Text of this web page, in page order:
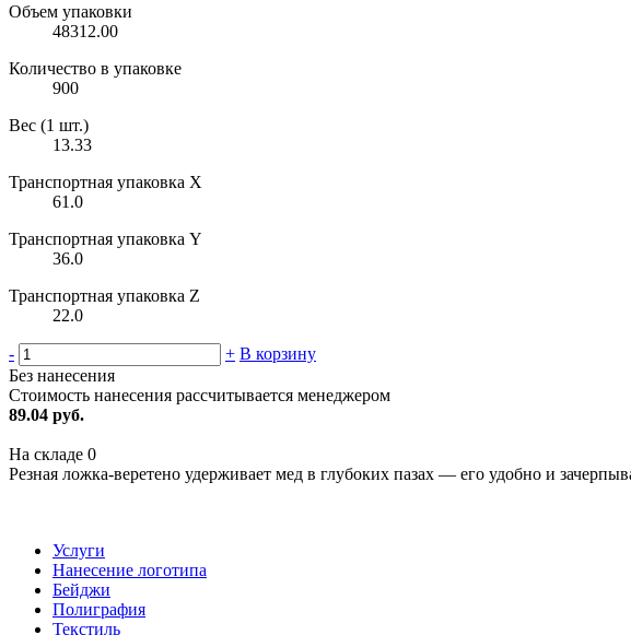
Объем упаковки
48312.00
Количество в упаковке
900
Вес (1 шт.)
13.33
Транспортная упаковка X
61.0
Транспортная упаковка Y
36.0
Транспортная упаковка Z
22.0
- + В корзину
Без нанесения
Стоимость нанесения рассчитывается менеджером
89.04 руб.
На складе 0
Резная ложка-веретено удерживает мед в глубоких пазах — его удобно и
Услуги
Нанесение логотипа
Бейджи
Полиграфия
Текстиль